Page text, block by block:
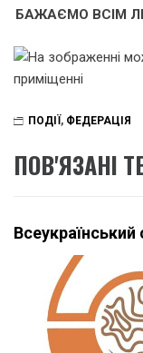
БАЖАЄМО ВСІМ
ПОДІЇ , ФЕДЕРАЦІЯ
ПОВ'ЯЗАНІ
Всеукраїнський